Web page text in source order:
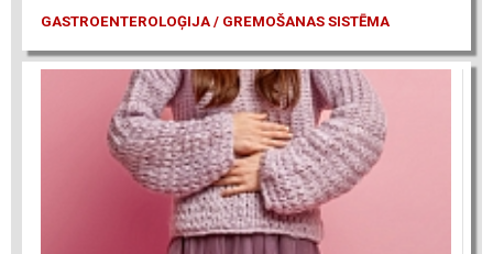
GASTROENTEROLOĢIJA / GREMOŠANAS SISTĒMA